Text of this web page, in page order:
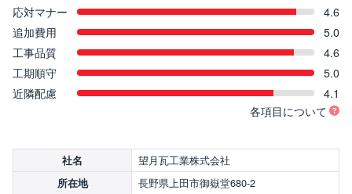
応対マナー
4.6
追加費用
5.0
工事品質
4.6
工期順守
5.0
近隣配慮
4.1
各項目について
社名 望月瓦工業株式会社
所在地 長野県上田市御嶽堂680-2